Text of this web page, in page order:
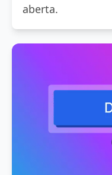
aberta.